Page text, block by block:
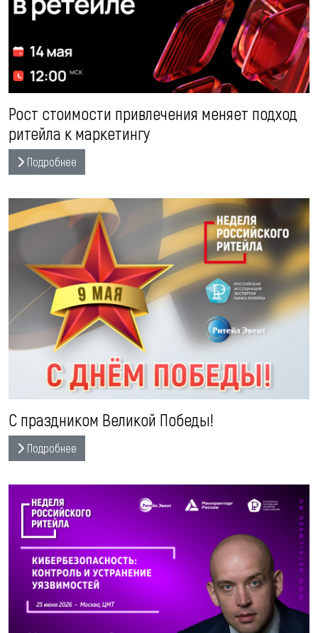
Рост стоимости привлечения меняет подход
ритейла к маркетингу
Подробнее
С праздником Великой Победы!
Подробнее